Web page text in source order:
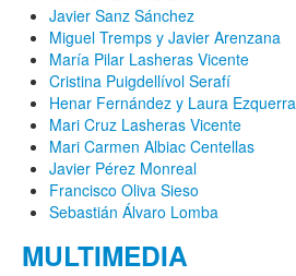
Javier Sanz Sánchez
Miguel Tremps y Javier Arenzana
María Pilar Lasheras Vicente
Cristina Puigdellívol Serafí
Henar Fernández y Laura Ezquerra
Mari Cruz Lasheras Vicente
Mari Carmen Albiac Centellas
Javier Pérez Monreal
Francisco Oliva Sieso
Sebastián Álvaro Lomba
MULTIMEDIA